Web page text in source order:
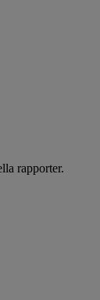
rapporter.